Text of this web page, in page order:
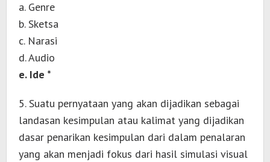
a. Genre
b. Sketsa
c. Narasi
d. Audio
e. Ide *
5. Suatu pernyataan yang akan dijadikan sebagai
landasan kesimpulan atau kalimat yang dijadikan
dasar penarikan kesimpulan dari dalam penalaran
yang akan menjadi fokus dari hasil simulasi visual